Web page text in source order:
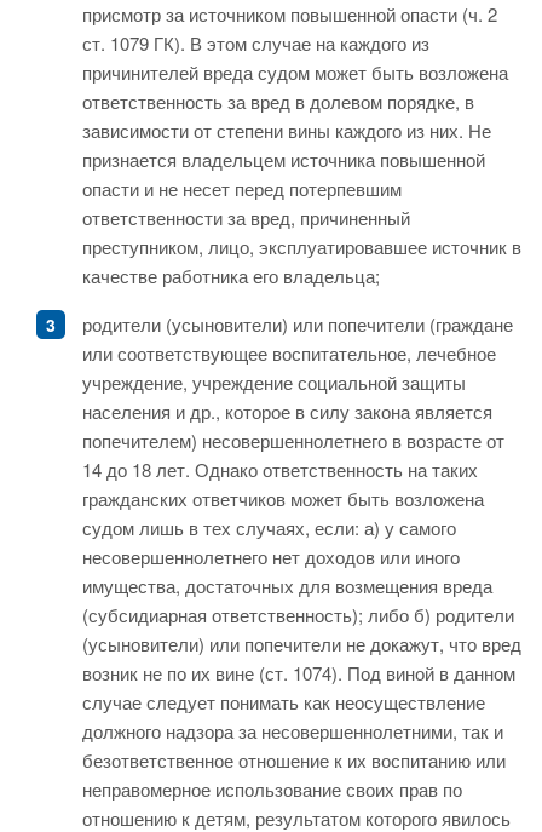
присмотр за источником повышенной опасти (ч. 2
ст. 1079 ГК). В этом случае на каждого из
причинителей вреда судом может быть возложена
ответственность за вред в долевом порядке, в
зависимости от степени вины каждого из них. Не
признается владельцем источника повышенной
опасти и не несет перед потерпевшим
ответственности за вред, причиненный
преступником, лицо, эксплуатировавшее источник в
качестве работника его владельца;
родители (усыновители) или попечители (граждане
или соответствующее воспитательное, лечебное
учреждение, учреждение социальной защиты
населения и др., которое в силу закона является
попечителем) несовершеннолетнего в возрасте от
14 до 18 лет. Однако ответственность на таких
гражданских ответчиков может быть возложена
судом лишь в тех случаях, если: а) у самого
несовершеннолетнего нет доходов или иного
имущества, достаточных для возмещения вреда
(субсидиарная ответственность); либо б) родители
(усыновители) или попечители не докажут, что вред
возник не по их вине (ст. 1074). Под виной в данном
случае следует понимать как неосуществление
должного надзора за несовершеннолетними, так и
безответственное отношение к их воспитанию или
неправомерное использование своих прав по
отношению к детям, результатом которого явилось